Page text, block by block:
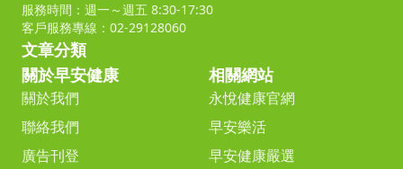
服務時間：週一～週五 8:30-17:30
客戶服務專線：02-29128060
文章分類
關於早安健康
關於我們
聯絡我們
廣告刊登
相關網站
永悅健康官網
早安樂活
早安健康嚴選